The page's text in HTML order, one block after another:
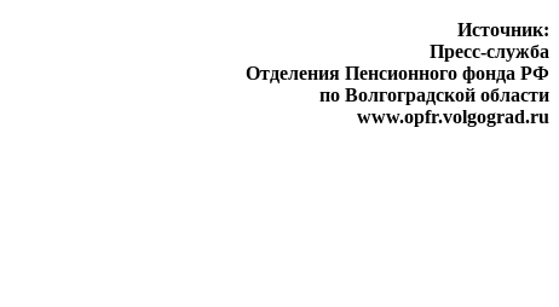
Источник:
Пресс-служба
Отделения Пенсионного фонда РФ
по Волгоградской области
www.opfr.volgograd.ru